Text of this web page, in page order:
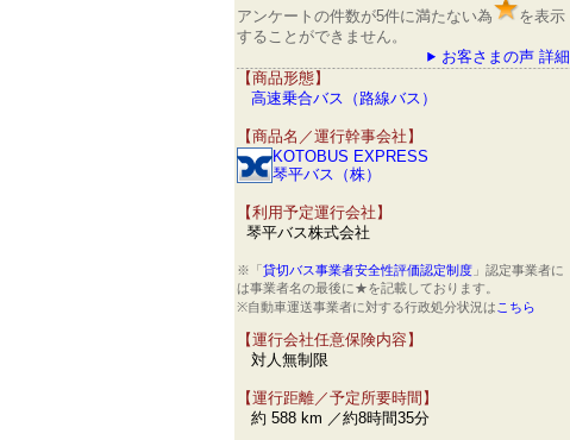
アンケートの件数が5件に満たない為
を表示
することができません。
お客さまの声 詳細
【商品形態】
高速乗合バス（路線バス）
【商品名／運行幹事会社】
KOTOBUS EXPRESS
琴平バス（株）
【利用予定運行会社】
琴平バス株式会社
※「貸切バス事業者安全性評価認定制度」認定事業者に
は事業者名の最後に★を記載しております。
※自動車運送事業者に対する行政処分状況は こちら
【運行会社任意保険内容】
対人無制限
【運行距離／予定所要時間】
約 588 km ／約8時間35分